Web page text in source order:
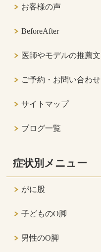
お客様の声
BeforeAfter
医師やモデルの推薦文
ご予約・お問い合わせ
サイトマップ
ブログ一覧
症状別メニュー
がに股
子どものO脚
男性のO脚